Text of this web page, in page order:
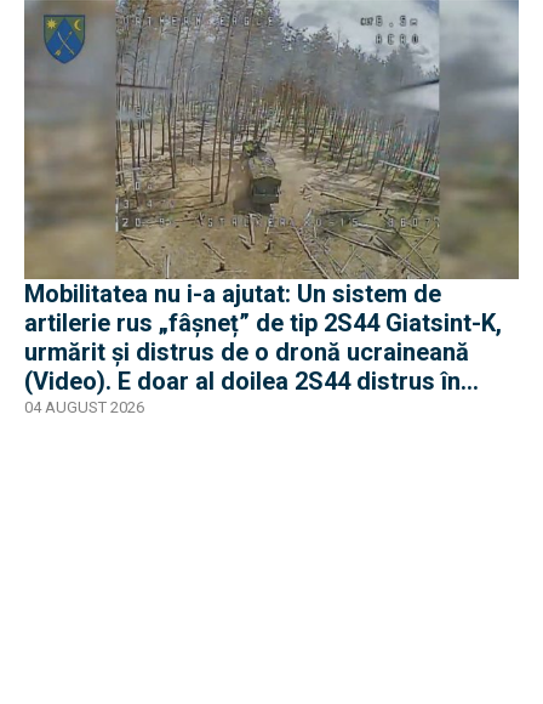
Mobilitatea nu i-a ajutat: Un sistem de
artilerie rus „fâșneț” de tip 2S44 Giatsint-K,
urmărit și distrus de o dronă ucraineană
(Video). E doar al doilea 2S44 distrus în
război
04 AUGUST 2026